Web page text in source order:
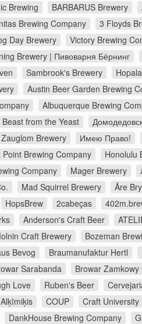
Brewing BARBARUS Brewery
Brewing Company 3 Floyds
Day Brewery Victory Brewing
Brewery | Пивоварня Бёрнинг
Sambrook's Brewery
Austin Beer Garden Brewing
Albuquerque Brewing
Beast from the Yeast
Zauglom Brewery Имею Право!
Point Brewing Company Honolulu
Company Mager Brewery
Mad Squirrel Brewery Åre
HopsBrew 2cabeças
Anderson's Craft Beer
Craft Brewery Bozeman
Bevog Braumanufaktur Hertl
Sarabanda Browar Zamkowy
Love Ruben's Beer
Alķīmiķis COUP Craft University
DankHouse Brewing Company